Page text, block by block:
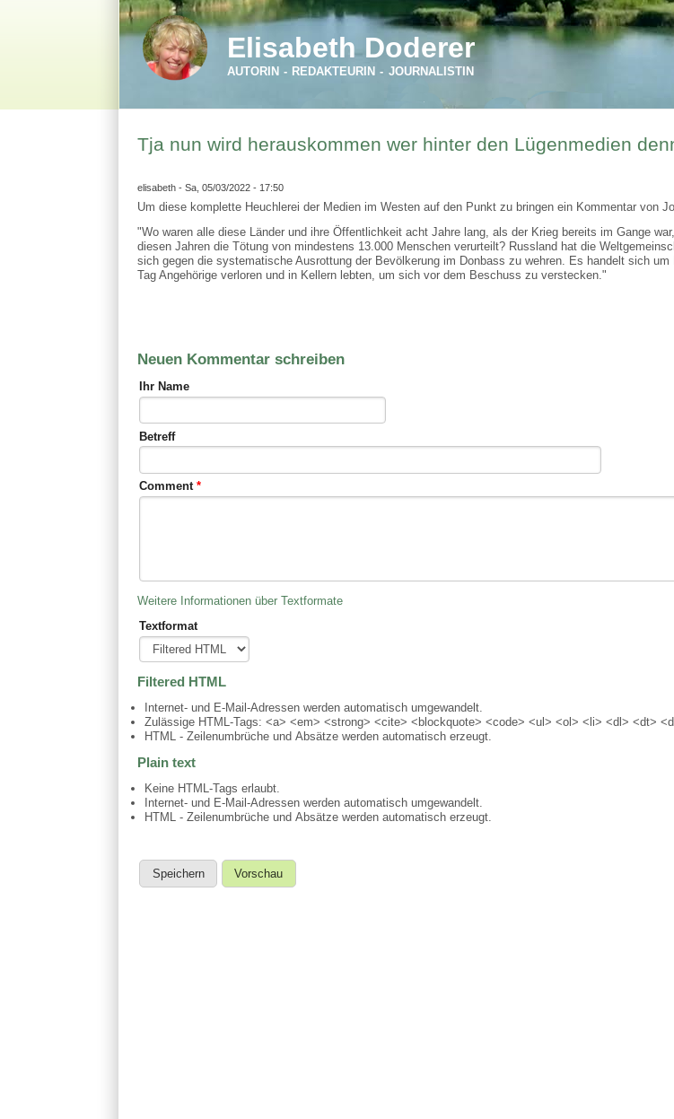
Elisabeth Doderer
AUTORIN - REDAKTEURIN - JOURNALISTIN
Tja nun wird herauskommen wer hinter den Lügenmedien
elisabeth- Sa, 05/03/2022 - 17:50
Um diese komplette Heuchlerei der Medien im Westen auf den Punkt zu bringen ein Kommentar von
"Wo waren alle diese Länder und ihre Öffentlichkeit acht Jahre lang, als der Krieg bereits im Gange
diesen Jahren die Tötung von mindestens 13.000 Menschen verurteilt? Russland hat die
sich gegen die systematische Ausrottung der Bevölkerung im Donbass zu wehren. Es handelt sich
Tag Angehörige verloren und in Kellern lebten, um sich vor dem Beschuss zu verstecken."
Neuen Kommentar schreiben
Ihr Name
Betreff
Comment*
Weitere Informationen über Textformate
Textformat
Filtered HTML
Internet- und E-Mail-Adressen werden automatisch umgewandelt.
Zulässige HTML-Tags: <a> <em> <strong> <cite> <blockquote> <code> <ul> <ol> <li> <dl> <dt>
HTML - Zeilenumbrüche und Absätze werden automatisch erzeugt.
Plain text
Keine HTML-Tags erlaubt.
Internet- und E-Mail-Adressen werden automatisch umgewandelt.
HTML - Zeilenumbrüche und Absätze werden automatisch erzeugt.